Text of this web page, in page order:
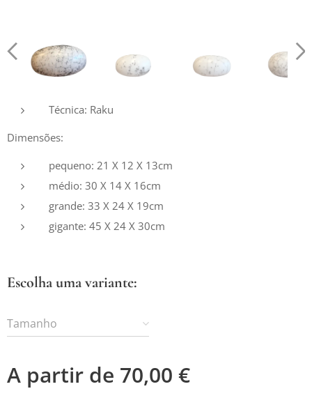
Técnica: Raku
Dimensões:
pequeno: 21 X 12 X 13cm
médio: 30 X 14 X 16cm
grande: 33 X 24 X 19cm
gigante: 45 X 24 X 30cm
Escolha uma variante:
Tamanho
A partir de 70,00 €